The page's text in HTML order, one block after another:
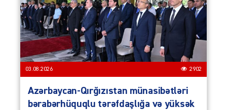
03.08.2026 2902
Azərbaycan-Qırğızıstan münasibətləri
bərabərhüquqlu tərəfdaşlığa və yüksək